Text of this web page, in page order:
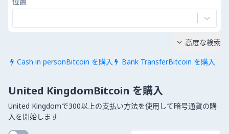
 Cash in personBitcoin を購入  Bank TransferBitcoin を購入
 高度な検索
United KingdomBitcoin を購入
United Kingdomで300以上の支払い方法を使用して暗号通貨の購
入を開始します